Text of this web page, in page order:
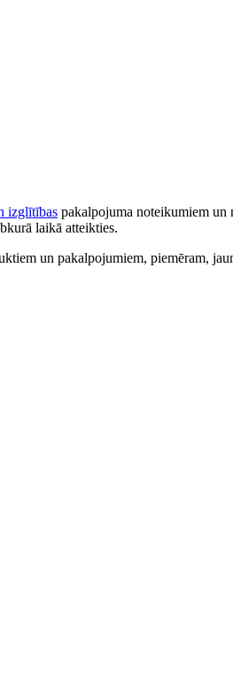
izglītības pakalpojuma noteikumiem un
laikā atteikties.
un pakalpojumiem, piemēram,